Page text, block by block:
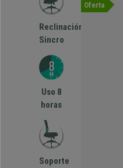
Reclinación
Sincro
Uso 8
horas
Soporte
Oferta